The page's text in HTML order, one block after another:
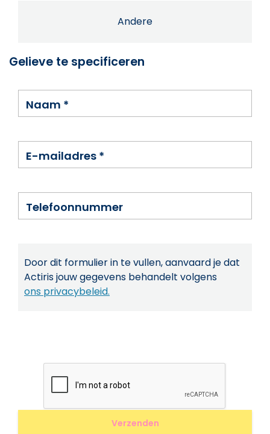
Andere
Gelieve te specificeren
Naam *
E-mailadres *
Telefoonnummer
Door dit formulier in te vullen, aanvaard je dat
Actiris jouw gegevens behandelt volgens
ons privacybeleid.